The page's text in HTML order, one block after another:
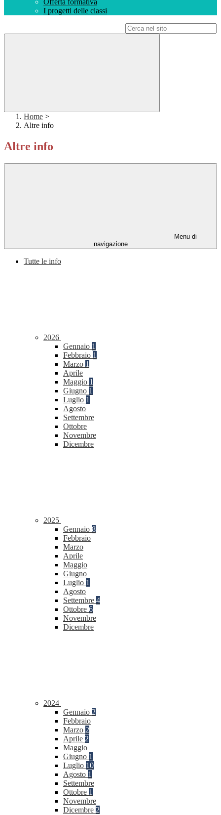
Offerta formativa
I progetti delle classi
Home >
Altre info
Altre info
Menu di
navigazione
Tutte le info
2026
Gennaio 1
Febbraio 1
Marzo 1
Aprile
Maggio 1
Giugno 1
Luglio 1
Agosto
Settembre
Ottobre
Novembre
Dicembre
2025
Gennaio 8
Febbraio
Marzo
Aprile
Maggio
Giugno
Luglio 1
Agosto
Settembre 4
Ottobre 6
Novembre
Dicembre
2024
Gennaio 2
Febbraio
Marzo 2
Aprile 2
Maggio
Giugno 1
Luglio 10
Agosto 1
Settembre
Ottobre 1
Novembre
Dicembre 2